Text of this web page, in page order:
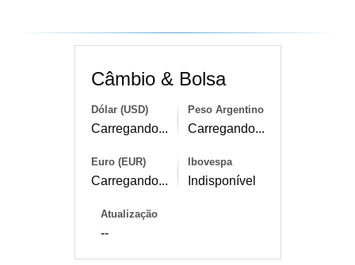
Câmbio & Bolsa
Dólar (USD)
Carregando...
Peso Argentino
Carregando...
Euro (EUR)
Carregando...
Ibovespa
Indisponível
Atualização
--